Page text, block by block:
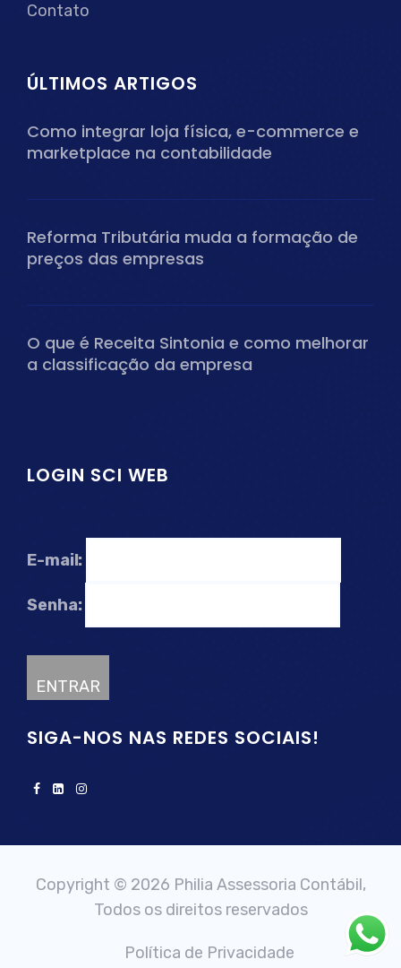
Contato
ÚLTIMOS ARTIGOS
Como integrar loja física, e-commerce e
marketplace na contabilidade
Reforma Tributária muda a formação de
preços das empresas
O que é Receita Sintonia e como melhorar
a classificação da empresa
LOGIN SCI WEB
E-mail:
Senha:
SIGA-NOS NAS REDES SOCIAIS!
Copyright © 2026 Philia Assessoria Contábil,
Todos os direitos reservados
Política de Privacidade